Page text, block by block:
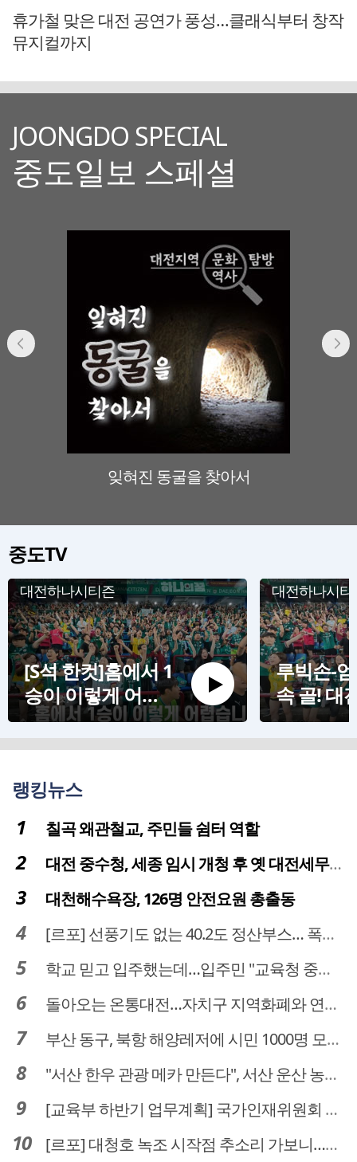
휴가철 맞은 대전 공연가 풍성…클래식부터 창작
뮤지컬까지
JOONGDO SPECIAL
중도일보 스페셜
잊혀진 동굴을 찾아서
중도TV
대전하나시티즌
[S석 한컷]홈에서 1
승이 이렇게 어렵
습니다
대전하나시티
루빅손-
속 골! 대
신고하는
상)
랭킹뉴스
칠곡 왜관철교, 주민들 쉼터 역할
대전 중수청, 세종 임시 개청 후 옛 대전세무서 부지로 이전 추진
대천해수욕장, 126명 안전요원 총출동
[르포] 선풍기도 없는 40.2도 정산부스… 폭염 속 공영주차장 근로자
학교 믿고 입주했는데…입주민 "교육청 중재 나서라"
돌아오는 온통대전…자치구 지역화폐와 연계·통합 가능할까
부산 동구, 북항 해양레저에 시민 1000명 모였다
"서산 한우 관광 메카 만든다", 서산 운산 농어촌관광휴양단지 조성 본격 시동
[교육부 하반기 업무계획] 국가인재위원회 신설… 거점국립대 3곳 성장엔진·AI 분야 패키지 지원
[르포] 대청호 녹조 시작점 추소리 가보니…걷어내도 짙은 초록빛